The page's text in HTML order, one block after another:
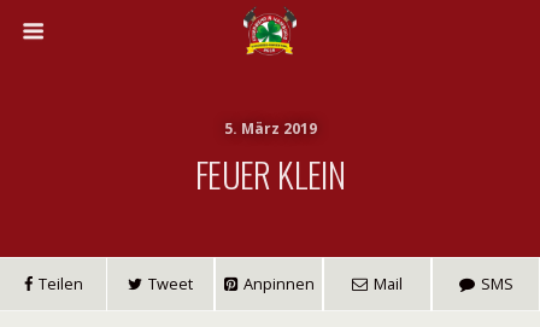
5. März 2019
FEUER KLEIN
Teilen Tweet Anpinnen Mail SMS